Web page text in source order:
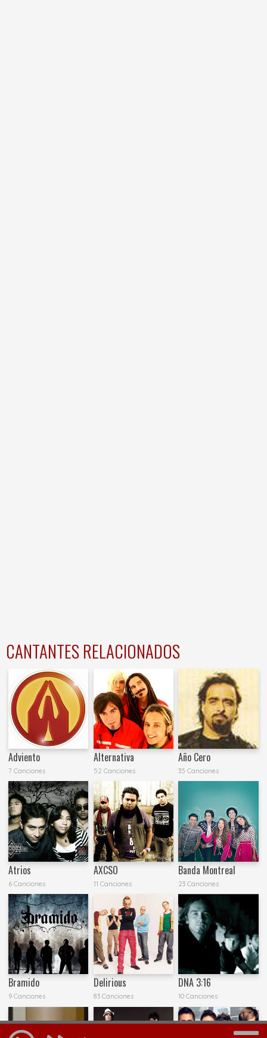
CANTANTES RELACIONADOS
Adviento
7 Canciones
Alternativa
52 Canciones
Año Cero
35 Canciones
Atrios
6 Canciones
AXCSO
11 Canciones
Banda Montreal
23 Canciones
Bramido
9 Canciones
Delirious
83 Canciones
DNA 3:16
10 Canciones